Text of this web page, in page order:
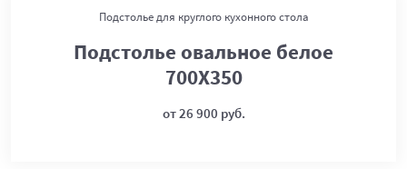
Подстолье для круглого кухонного стола
Подстолье овальное белое
700Х350
от 26 900 руб.